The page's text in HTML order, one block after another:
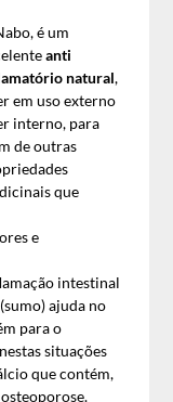
é um
anti
natural,
em uso externo
interno, para
de outras
que
e
intestinal
ajuda no
para o
situações
que contém,